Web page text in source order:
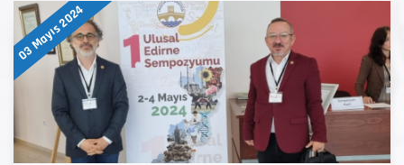
03 Mayıs 2024